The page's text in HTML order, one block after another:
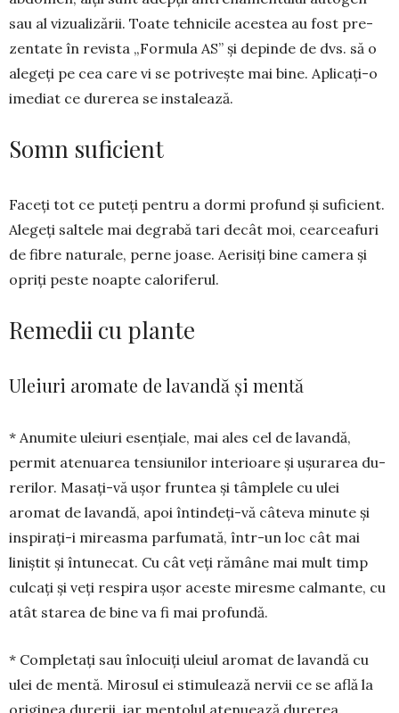
sau al vi­zualizării. Toate tehnicile aces­tea au fost pre­
zen­tate în revista „Formula AS” și depinde de dvs. să o
alegeți pe cea care vi se potrivește mai bine. A­plicați-o
imediat ce durerea se in­sta­lează.
Somn suficient
Faceți tot ce puteți pen­tru a dormi profund și sufi­cient.
Alegeți sal­tele mai de­grabă tari decât moi, cear­ceafuri
de fibre naturale, per­ne joase. Aerisiți bine ca­mera și
opriți peste noap­te caloriferul.
Remedii cu plante
Uleiuri aromate de lavandă și mentă
* Anumite uleiuri esențiale, mai ales cel de la­van­dă,
permit atenua­rea ten­­siunilor interioare și ușu­rarea du­
re­­rilor. Masați-vă ușor fruntea și tâm­plele cu ulei
aromat de lavandă, apoi întindeți-vă câ­te­va mi­nute și
inspi­rați-i mireasma parfu­ma­tă, într-un loc cât mai
liniș­tit și întunecat. Cu cât veți ră­mâ­ne mai mult timp
cul­cați și veți respira ușor aceste mires­me calmante, cu
atât sta­rea de bi­ne va fi mai pro­fundă.
* Completați sau înlocuiți uleiul aromat de la­van­dă cu
ulei de mentă. Mirosul ei sti­mulează nervii ce se află la
originea durerii, iar men­tolul ate­nuează du­re­rea.